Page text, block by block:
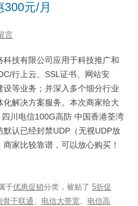
元/月
言
技有限公司应用于科技推广和
行上云、SSL证书、网站安
等业务；并深入多个细分行业
解决方案服务。本次商家给大
川电信100G高防 中国香港荃湾
认已经封禁UDP（无视UDP放
家比较靠谱，可以放心购买！
于优惠促销分类，被贴了 5折促
骨干联通、 电信大带宽、 电信高